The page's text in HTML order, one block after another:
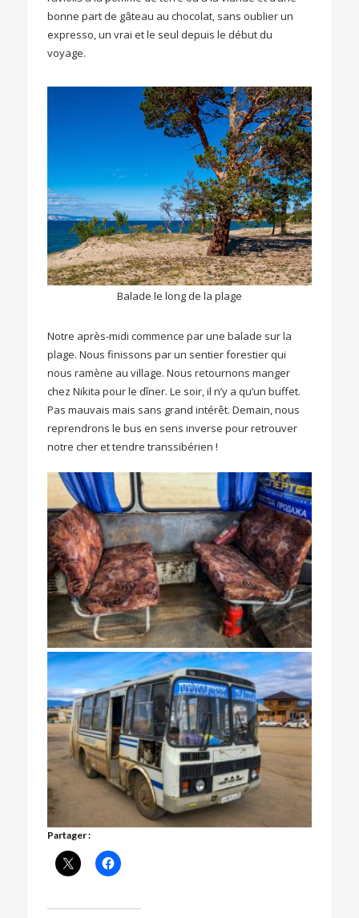
bonne part de gâteau au chocolat, sans oublier un
expresso, un vrai et le seul depuis le début du
voyage.
Balade le long de la plage
Notre après-midi commence par une balade sur la
plage. Nous finissons par un sentier forestier qui
nous ramène au village. Nous retournons manger
chez Nikita pour le dîner. Le soir, il n’y a qu’un buffet.
Pas mauvais mais sans grand intérêt. Demain, nous
reprendrons le bus en sens inverse pour retrouver
notre cher et tendre transsibérien !
Partager :